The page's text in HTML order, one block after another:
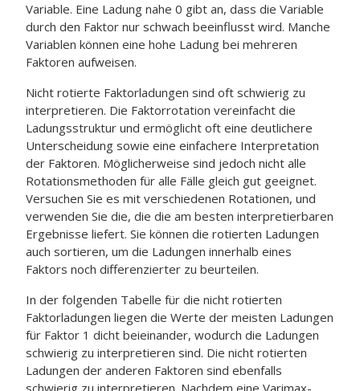
Variable. Eine Ladung nahe 0 gibt an, dass die Variable
durch den Faktor nur schwach beeinflusst wird. Manche
Variablen können eine hohe Ladung bei mehreren
Faktoren aufweisen.
Nicht rotierte Faktorladungen sind oft schwierig zu
interpretieren. Die Faktorrotation vereinfacht die
Ladungsstruktur und ermöglicht oft eine deutlichere
Unterscheidung sowie eine einfachere Interpretation
der Faktoren. Möglicherweise sind jedoch nicht alle
Rotationsmethoden für alle Fälle gleich gut geeignet.
Versuchen Sie es mit verschiedenen Rotationen, und
verwenden Sie die, die die am besten interpretierbaren
Ergebnisse liefert. Sie können die rotierten Ladungen
auch sortieren, um die Ladungen innerhalb eines
Faktors noch differenzierter zu beurteilen.
In der folgenden Tabelle für die nicht rotierten
Faktorladungen liegen die Werte der meisten Ladungen
für Faktor 1 dicht beieinander, wodurch die Ladungen
schwierig zu interpretieren sind. Die nicht rotierten
Ladungen der anderen Faktoren sind ebenfalls
schwierig zu interpretieren. Nachdem eine Varimax-